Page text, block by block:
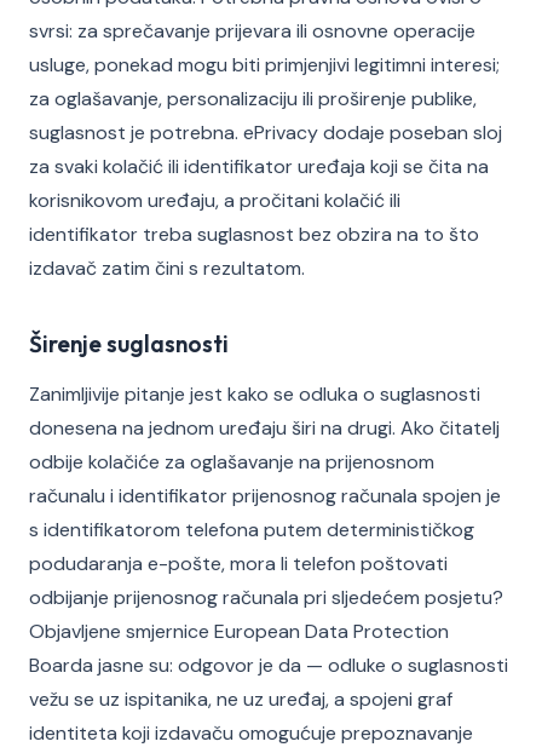
svrsi: za sprečavanje prijevara ili osnovne operacije
usluge, ponekad mogu biti primjenjivi legitimni interesi;
za oglašavanje, personalizaciju ili proširenje publike,
suglasnost je potrebna. ePrivacy dodaje poseban sloj
za svaki kolačić ili identifikator uređaja koji se čita na
korisnikovom uređaju, a pročitani kolačić ili
identifikator treba suglasnost bez obzira na to što
izdavač zatim čini s rezultatom.
Širenje suglasnosti
Zanimljivije pitanje jest kako se odluka o suglasnosti
donesena na jednom uređaju širi na drugi. Ako čitatelj
odbije kolačiće za oglašavanje na prijenosnom
računalu i identifikator prijenosnog računala spojen je
s identifikatorom telefona putem determinističkog
podudaranja e-pošte, mora li telefon poštovati
odbijanje prijenosnog računala pri sljedećem posjetu?
Objavljene smjernice European Data Protection
Boarda jasne su: odgovor je da — odluke o suglasnosti
vežu se uz ispitanika, ne uz uređaj, a spojeni graf
identiteta koji izdavaču omogućuje prepoznavanje